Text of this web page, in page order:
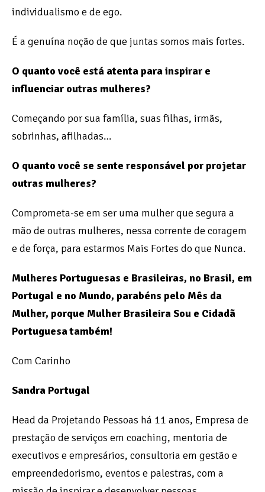
individualismo e de ego.
É a genuína noção de que juntas somos mais fortes.
O quanto você está atenta para inspirar e
influenciar outras mulheres?
Começando por sua família, suas filhas, irmãs,
sobrinhas, afilhadas…
O quanto você se sente responsável por projetar
outras mulheres?
Comprometa-se em ser uma mulher que segura a
mão de outras mulheres, nessa corrente de coragem
e de força, para estarmos Mais Fortes do que Nunca.
Mulheres Portuguesas e Brasileiras, no Brasil, em
Portugal e no Mundo, parabéns pelo Mês da
Mulher, porque Mulher Brasileira Sou e Cidadã
Portuguesa também!
Com Carinho
Sandra Portugal
Head da Projetando Pessoas há 11 anos, Empresa de
prestação de serviços em coaching, mentoria de
executivos e empresários, consultoria em gestão e
empreendedorismo, eventos e palestras, com a